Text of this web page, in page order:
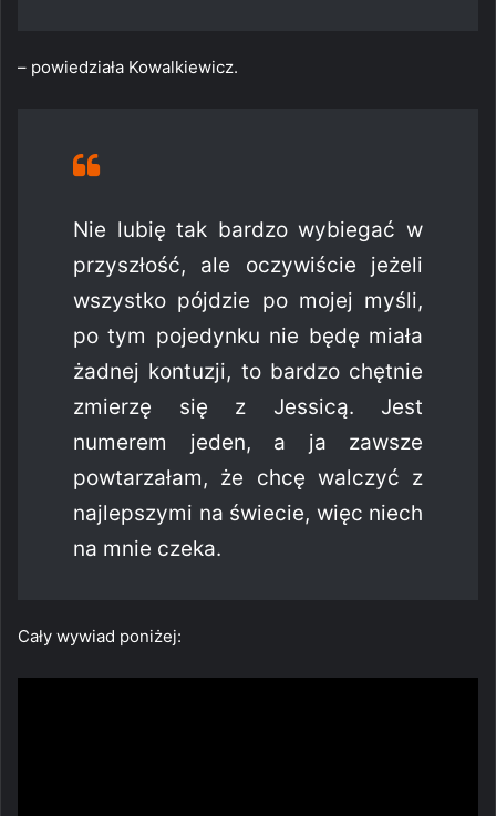
– powiedziała Kowalkiewicz.
Nie lubię tak bardzo wybiegać w
przyszłość, ale oczywiście jeżeli
wszystko pójdzie po mojej myśli,
po tym pojedynku nie będę miała
żadnej kontuzji, to bardzo chętnie
zmierzę się z Jessicą. Jest
numerem jeden, a ja zawsze
powtarzałam, że chcę walczyć z
najlepszymi na świecie, więc niech
na mnie czeka.
Cały wywiad poniżej: